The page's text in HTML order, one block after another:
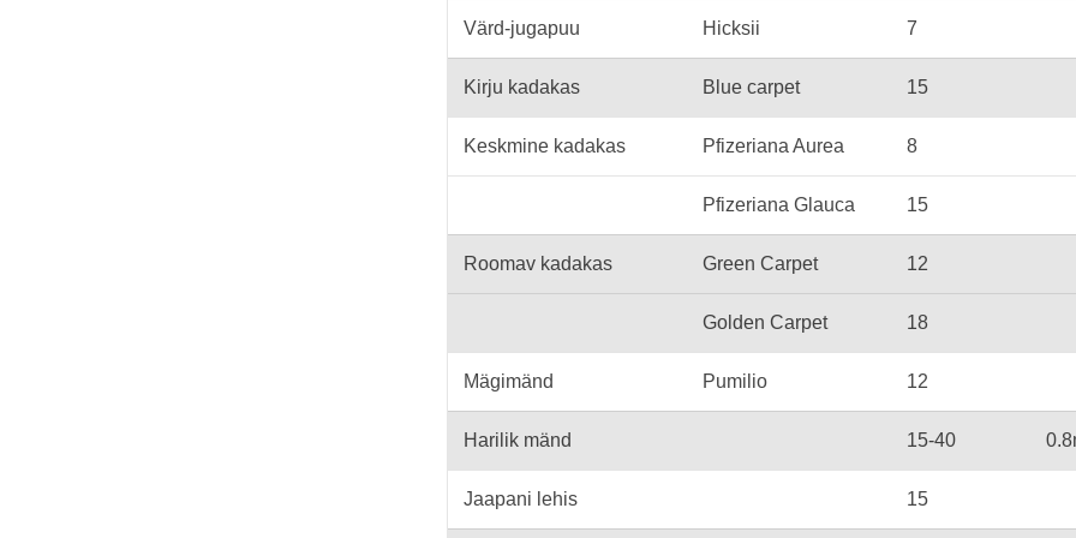
Värd-jugapuu Hicksii 7
Kirju kadakas Blue carpet 15
Keskmine kadakas Pfizeriana Aurea 8
Pfizeriana Glauca 15
Roomav kadakas Green Carpet 12
Golden Carpet 18
Mägimänd Pumilio 12
Harilik mänd 15-40
Jaapani lehis 15